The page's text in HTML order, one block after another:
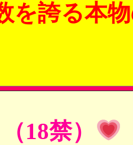
を誇る本
18禁）